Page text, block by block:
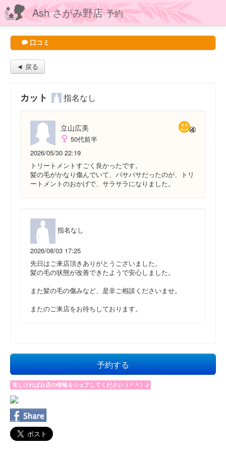
Ash さがみ野店予約
口コミ
◄ 戻る
カット 指名なし
立山広美
50代前半
2026/05/30 22:19
トリートメントすごく良かったです。
髪の毛がかなり傷んでいて、パサパサだったのが、トリ
ートメントのおかげで、サラサラになりました。
指名なし
2026/08/03 17:25
先日はご来店頂きありがとうございました。
髪の毛の状態が改善できたようで安心しました。
また髪の毛の傷みなど、是非ご相談くださいませ。
またのご来店をお待ちしております。
予約する
宜しければお店の情報をシェアしてください（＾＾）♪